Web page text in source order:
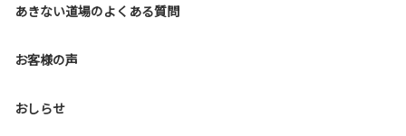
あきない道場のよくある質問
お客様の声
おしらせ